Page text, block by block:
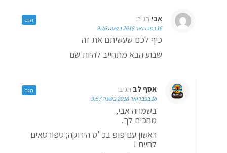
אבי הגיב:
16 בפברואר 2018 בשעה 9:16
כיף לכם שעשיתם את זה
שבוע הבא מתחייב להיות שם
הגב
אסף לב הגיב:
16 בפברואר 2018 בשעה 9:57
בשמחה אבי,
מחכים לך.
ראשון עם פופ בכ"ס הירוקה; ספורטאים
לחיים !
הגב